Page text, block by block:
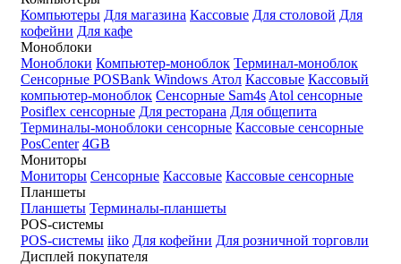
Компьютеры Для магазина Кассовые Для столовой Для
кофейни Для кафе
Моноблоки
Моноблоки Компьютер-моноблок Терминал-моноблок
Сенсорные POSBank Windows Атол Кассовые Кассовый
компьютер-моноблок Сенсорные Sam4s Atol сенсорные
Posiflex сенсорные Для ресторана Для общепита
Терминалы-моноблоки сенсорные Кассовые сенсорные
PosCenter 4GB
Мониторы
Мониторы Сенсорные Кассовые Кассовые сенсорные
Планшеты
Планшеты Терминалы-планшеты
POS-системы
POS-системы iiko Для кофейни Для розничной торговли
Дисплей покупателя